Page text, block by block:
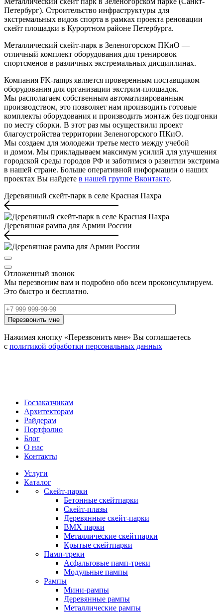
Петербург). Строительство инфраструктуры для
экстремальных видов спорта в рамках проекта реновации
скейт площадки в Курортном районе Петербурга.
Металлический скейт-парк в Зеленогорском ПКиО —
отличный комплект оборудования для тренировок
спортсменов в различных экстремальных дисциплинах.
Компания FK-ramps является проверенным поставщиком
оборудования для организации экстрим-площадок.
Мы располагаем собственным автоматизированным
производством, это позволяет нам производить готовые
комплекты оборудования и производить монтаж без подгонки
по месту сборки. В этот раз мы осуществили проект
благоустройства территории Зеленогорского ПКиО.
Мы создаем для молодежи третье место между учебой
и домом. Мы прикладываем максимум усилий для улучшения
городской среды городов РФ и заботимся о развитии экстрима
в нашей стране. Больше оперативной информации о наших
проектах Вы найдете в нашей группе Вконтакте.
Деревянный скейт-парк в селе Красная Пахра
Деревянная рампа для Армии России
Отложенный звонок
Мы перезвоним вам и подробно обо всем проконсультируем.
Это быстро и бесплатно.
Нажимая кнопку «Перезвонить мне» Вы соглашаетесь
с политикой обработки персональных данных
Госзаказчикам
Архитекторам
Райдерам
Портфолио
Блог
О нас
Контакты
Услуги
Каталог
Скейт‑парки
Бетонные скейтпарки
Скейт‑плазы
Деревянные скейт‑парки
BMX парки
Металлические скейтпарки
Крытые скейтпарки
Памп‑треки
Асфальтовые памп‑треки
Модульные пампы
Рампы
Мини-рампы
Деревянные рампы
Металлические рампы